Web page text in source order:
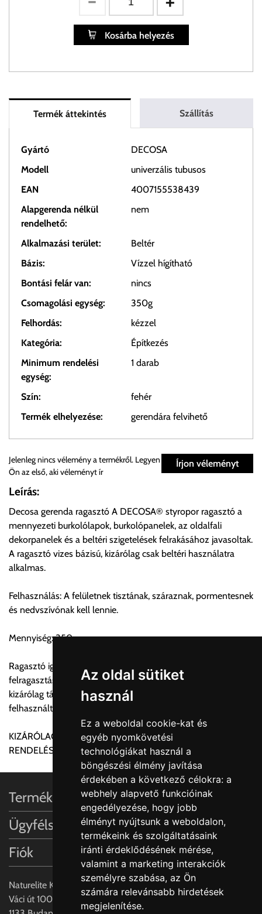
Az oldal sütiket
használ
Ez a weboldal cookie-kat és
egyéb nyomkövetési
technológiákat használ a
böngészési élmény javítása
érdekében a következő célokra: a
webhely alapvető funkcióinak
engedélyezése, hogy jobb
élményt nyújtsunk a weboldalon,
termékeink és szolgáltatásaink
iránti érdeklődésének mérése,
valamint a marketing interakciók
személyre szabása, az Ön
számára relevánsabb hirdetések
megjelenítése.
Kosárba helyezés
Termék áttekintés Szállítás
Gyártó
DECOSA
Modell
univerzális tubusos
EAN
4007155538439
Alapgerenda nélkül
rendelhető:
nem
Alkalmazási terület:
Beltér
Bázis:
Vízzel hígítható
Bontási felár van:
nincs
Csomagolási egység:
350g
Felhordás:
kézzel
Kategória:
Építkezés
Minimum rendelési
egység:
1 darab
Szín:
fehér
Termék elhelyezése:
gerendára felvihető
Személyes átvétel:
Önnek lehetősége van rendelését a beérkezést követően
ingyenesen átvenni Budapesti Cégcsoportunk Stúdiójában
előre egyeztetett időpontban.
Cím:1133 Budapest, Váci út 100.
Az oldalunkon rendelés esetén, amennyiben szállítást is kér,
úgy esetenként több lehetőséget ajánl fel a program. Kérjük, a
költséget válassza ki.
automatikusan nem ajánl fel szállítási költséget, úgy válassza
a 0.- forintos szállítást, kollégáink megvizsgálják a vásárolt
termék adatait, majd visszaigazolják a szállítás költségét.
Ingyenes szállítási lehetőség nincs!
Egyes termékek súlyát a program nem ismeri, rendelés esetén
a központ igazolja vissza. Amennyiben a költséget az Ön által
gondoltnál magasabb értékben igazoljuk vissza, úgy a
visszaigazolástól számított 24 órán belül a terméket
lemondhatja, vagy kérheti a személyes átvételre való
módosítását.
FIGYELEM!!
KERÁMIA TERMÉKEK SZÁLLÍTATÁSA NEM, VAGY CSAK
A MEGRENDELŐ KIFEJEZETT KÉRÉSÉRE ÉS
FELELŐSSÉGÉRE LEHETSÉGES!!
Egyéb leírások:
Írjon véleményt
Jelenleg nincs vélemény a termékről. Legyen
Ön az első, aki véleményt ír
Leírás:
Decosa gerenda ragasztó A DECOSA® styropor ragasztó a
mennyezeti burkolólapok, burkolópanelek, az oldalfali
dekorpanelek és a beltéri szigetelések felrakásához javasoltak.
A ragasztó vizes bázisú, kizárólag csak beltéri használatra
alkalmas.
Felhasználás: A felületnek tisztának, száraznak, pormentesnek
és nedvszívónak kell lennie.
Mennyiség: 350g
Ragasztó igény: Jellemzően 1darab 3m-es gerenda
felragasztása 300ml ragastót ígényel. A jelzett mennyiség
kizárólag támpont a rendeléshez. Különböző okokból a
felhasznált mennyiség nagyságrendileg eltérhet.
KIZÁRÓLAG DECOSA TERMÉKKEL EGYÜTT VALÓ
RENDELÉS ESETÉN RENDELHETŐ!!
Naturelite Kft,
Váci út 100.,
Termékinformációk
Ügyfélszolgálat
Fiók